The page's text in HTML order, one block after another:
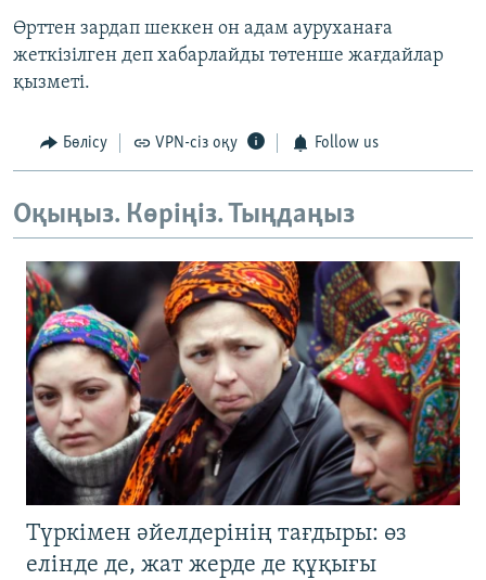
Өрттен зардап шеккен он адам ауруханаға
жеткізілген деп хабарлайды төтенше жағдайлар
қызметі.
Бөлісу VPN-сіз оқу Follow us
Оқыңыз. Көріңіз. Тыңдаңыз
Түркімен әйелдерінің тағдыры: өз
елінде де, жат жерде де құқығы